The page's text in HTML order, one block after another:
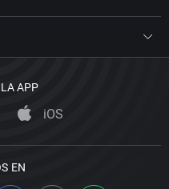
APP
iOS
EN